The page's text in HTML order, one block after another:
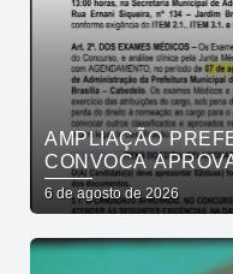
AMPLIAÇÃO
CONVOCA
PÚBLICO DA
DE DOCUMENTOS
6 de agosto de 2026